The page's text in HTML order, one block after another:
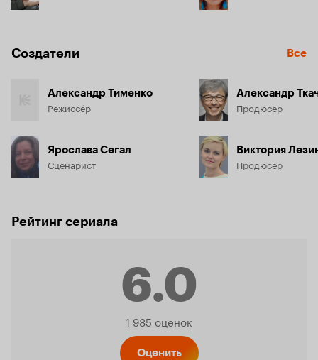
Создатели Все
Александр Тименко
Режиссёр
Ярослава Сегал
Сценарист
Александр
Продюсер
Виктория
Продюсер
Рейтинг сериала
6.0
Рейтинг
1 985 оценок
Оценить